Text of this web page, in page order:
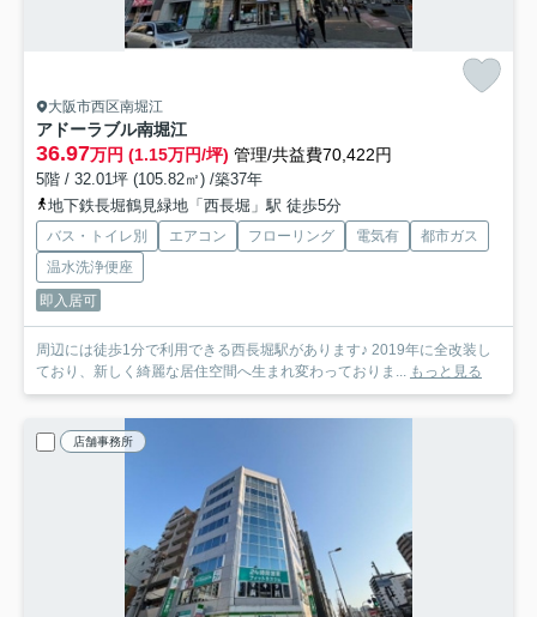
大阪市西区南堀江
アドーラブル南堀江
36.97万円 (1.15万円/坪) 管理/共益費70,422円
5階 / 32.01坪 (105.82㎡) /築37年
地下鉄長堀鶴見緑地「西長堀」駅 徒歩5分
バス・トイレ別 エアコン フローリング 電気有
都市ガス
温水洗浄便座
即入居可
周辺には徒歩1分で利用できる西長堀駅があります♪ 2019年に全改装し
ており、新しく綺麗な居住空間へ生まれ変わっておりま... もっと見る
店舗事務所